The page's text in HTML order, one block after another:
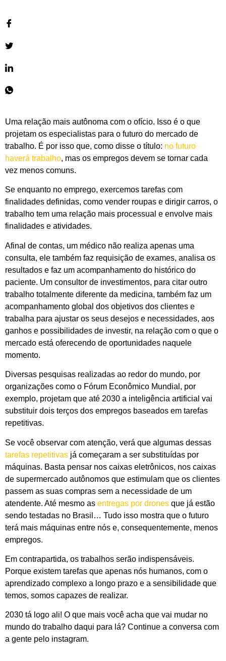
Uma relação mais autônoma com o ofício. Isso é o que
projetam os especialistas para o futuro do mercado de
trabalho. É por isso que, como disse o título: no futuro
haverá trabalho, mas os empregos devem se tornar cada
vez menos comuns.
Se enquanto no emprego, exercemos tarefas com
finalidades definidas, como vender roupas e dirigir carros, o
trabalho tem uma relação mais processual e envolve mais
finalidades e atividades.
Afinal de contas, um médico não realiza apenas uma
consulta, ele também faz requisição de exames, analisa os
resultados e faz um acompanhamento do histórico do
paciente. Um consultor de investimentos, para citar outro
trabalho totalmente diferente da medicina, também faz um
acompanhamento global dos objetivos dos clientes e
trabalha para ajustar os seus desejos e necessidades, aos
ganhos e possibilidades de investir, na relação com o que o
mercado está oferecendo de oportunidades naquele
momento.
Diversas pesquisas realizadas ao redor do mundo, por
organizações como o Fórum Econômico Mundial, por
exemplo, projetam que até 2030 a inteligência artificial vai
substituir dois terços dos empregos baseados em tarefas
repetitivas.
Se você observar com atenção, verá que algumas dessas
tarefas repetitivas já começaram a ser substituídas por
máquinas. Basta pensar nos caixas eletrônicos, nos caixas
de supermercado autônomos que estimulam que os clientes
passem as suas compras sem a necessidade de um
atendente. Até mesmo as entregas por drones que já estão
sendo testadas no Brasil… Tudo isso mostra que o futuro
terá mais máquinas entre nós e, consequentemente, menos
empregos.
Em contrapartida, os trabalhos serão indispensáveis.
Porque existem tarefas que apenas nós humanos, com o
aprendizado complexo a longo prazo e a sensibilidade que
temos, somos capazes de realizar.
2030 tá logo ali! O que mais você acha que vai mudar no
mundo do trabalho daqui para lá? Continue a conversa com
a gente pelo instagram.